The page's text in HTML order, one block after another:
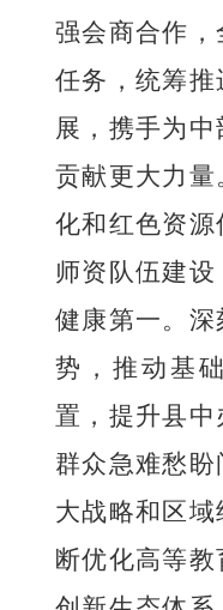
强会商合作
任务，统筹
展，携手为
贡献更大力
化和红色资源
师资队伍建
健康第一。深
势，推动基
置，提升县中
群众急难愁
大战略和区
断优化高等